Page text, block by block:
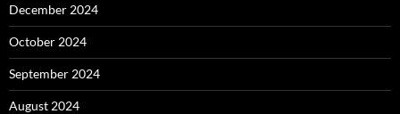
December 2024
October 2024
September 2024
August 2024